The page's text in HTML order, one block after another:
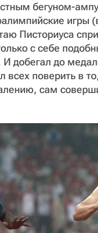
бегуном-
игры
Писториуса
с себе
добегал до
всех поверить в
сам